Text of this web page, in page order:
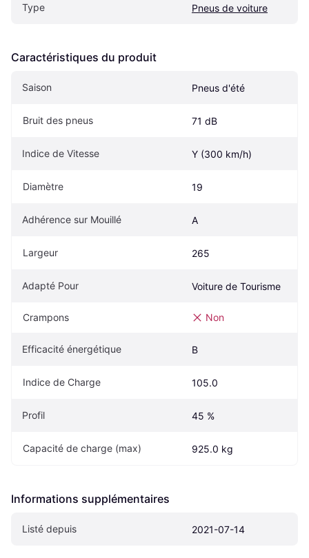
Type Pneus de voiture
Caractéristiques du produit
Saison Pneus d'été
Bruit des pneus 71 dB
Indice de Vitesse Y (300 km/h)
Diamètre 19
Adhérence sur Mouillé A
Largeur 265
Adapté Pour Voiture de Tourisme
Crampons Non
Efficacité énergétique B
Indice de Charge 105.0
Profil 45 %
Capacité de charge (max) 925.0 kg
Informations supplémentaires
Listé depuis 2021-07-14